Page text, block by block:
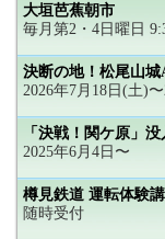
大垣芭蕉朝市
毎月第2・4日曜日
決断の地！松尾山城
2026年7月18日(土)
「決戦！関ケ原」
2025年6月4日〜
樽見鉄道 運転体験講
随時受付